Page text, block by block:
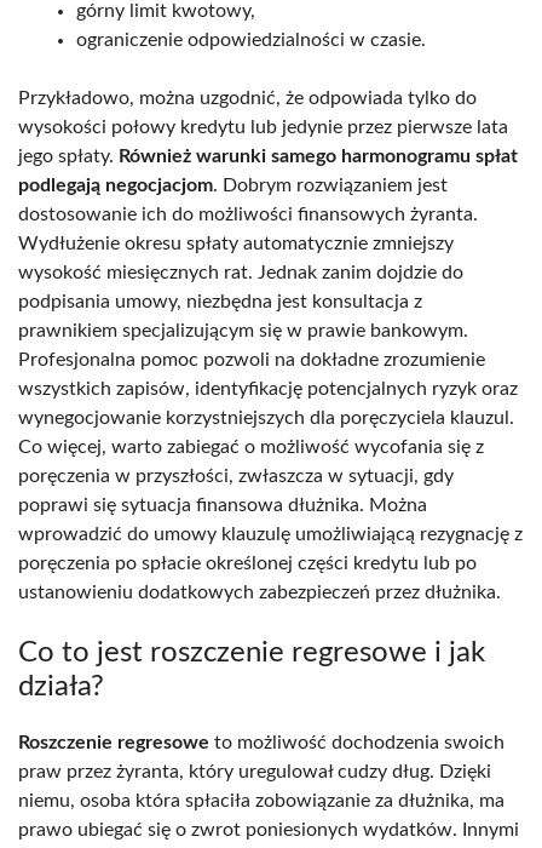
górny limit kwotowy,
ograniczenie odpowiedzialności w czasie.
Przykładowo, można uzgodnić, że odpowiada tylko do
wysokości połowy kredytu lub jedynie przez pierwsze lata
jego spłaty. Również warunki samego harmonogramu spłat
podlegają negocjacjom. Dobrym rozwiązaniem jest
dostosowanie ich do możliwości finansowych żyranta.
Wydłużenie okresu spłaty automatycznie zmniejszy
wysokość miesięcznych rat. Jednak zanim dojdzie do
podpisania umowy, niezbędna jest konsultacja z
prawnikiem specjalizującym się w prawie bankowym.
Profesjonalna pomoc pozwoli na dokładne zrozumienie
wszystkich zapisów, identyfikację potencjalnych ryzyk oraz
wynegocjowanie korzystniejszych dla poręczyciela klauzul.
Co więcej, warto zabiegać o możliwość wycofania się z
poręczenia w przyszłości, zwłaszcza w sytuacji, gdy
poprawi się sytuacja finansowa dłużnika. Można
wprowadzić do umowy klauzulę umożliwiającą rezygnację z
poręczenia po spłacie określonej części kredytu lub po
ustanowieniu dodatkowych zabezpieczeń przez dłużnika.
Co to jest roszczenie regresowe i jak
działa?
Roszczenie regresowe to możliwość dochodzenia swoich
praw przez żyranta, który uregulował cudzy dług. Dzięki
niemu, osoba która spłaciła zobowiązanie za dłużnika, ma
prawo ubiegać się o zwrot poniesionych wydatków. Innymi